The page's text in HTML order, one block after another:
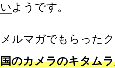
い ようです。
メルマガでもらった
国のカメラのキタム